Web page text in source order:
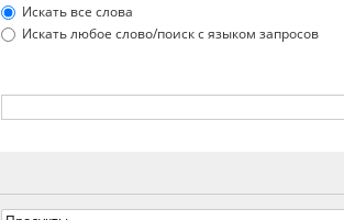
Искать все слова
Искать любое слово/поиск с языком запросов